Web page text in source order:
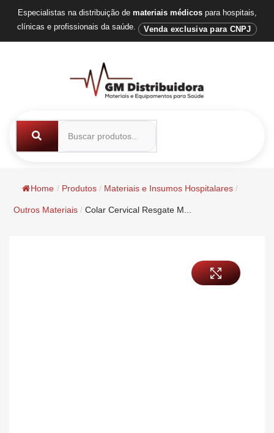
Especialistas na distribuição de materiais médicospara hospitais,
clínicas e profissionais da saúde.
Venda exclusiva para CNPJ
Home / Produtos / Materiais e Insumos Hospitalares /
Outros Materiais / Colar Cervical Resgate M...